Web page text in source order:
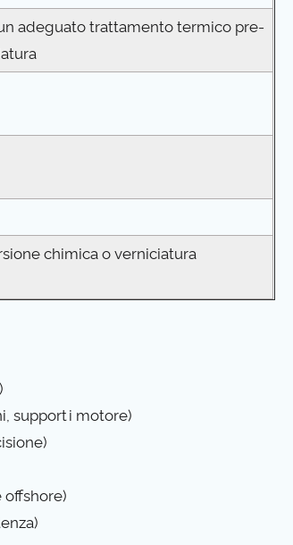
adeguato trattamento termico pre-
chimica o verniciatura
supporti motore)